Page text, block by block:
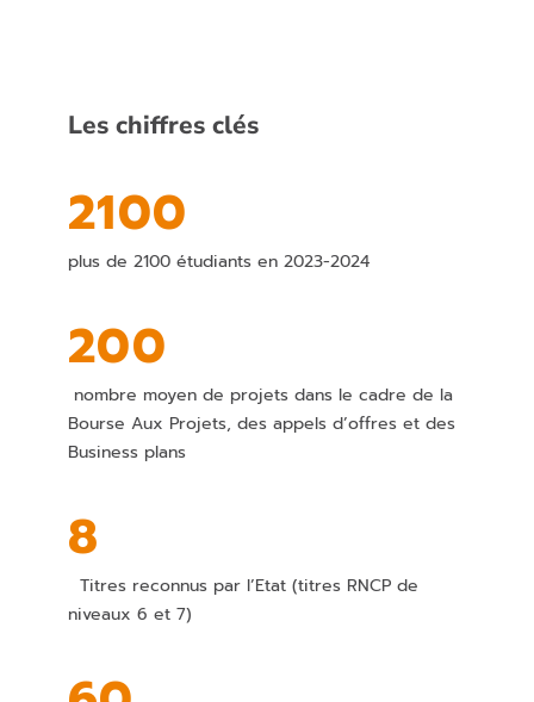
Les chiffres clés
2100
plus de 2100 étudiants en 2023-2024
200
nombre moyen de projets dans le cadre de la
Bourse Aux Projets, des appels d’offres et des
Business plans
8
Titres reconnus par l’Etat (titres RNCP de
niveaux 6 et 7)